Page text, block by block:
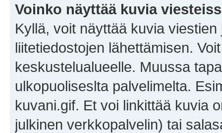
Voinko näyttää kuvia
Kyllä, voit näyttää kuvia
liitetiedostojen lähettämisen.
keskustelualueelle. Muussa
ulkopuoliseslta palvelimelta.
kuvani.gif. Et voi linkittää kuvia
julkinen verkkopalvelin) tai